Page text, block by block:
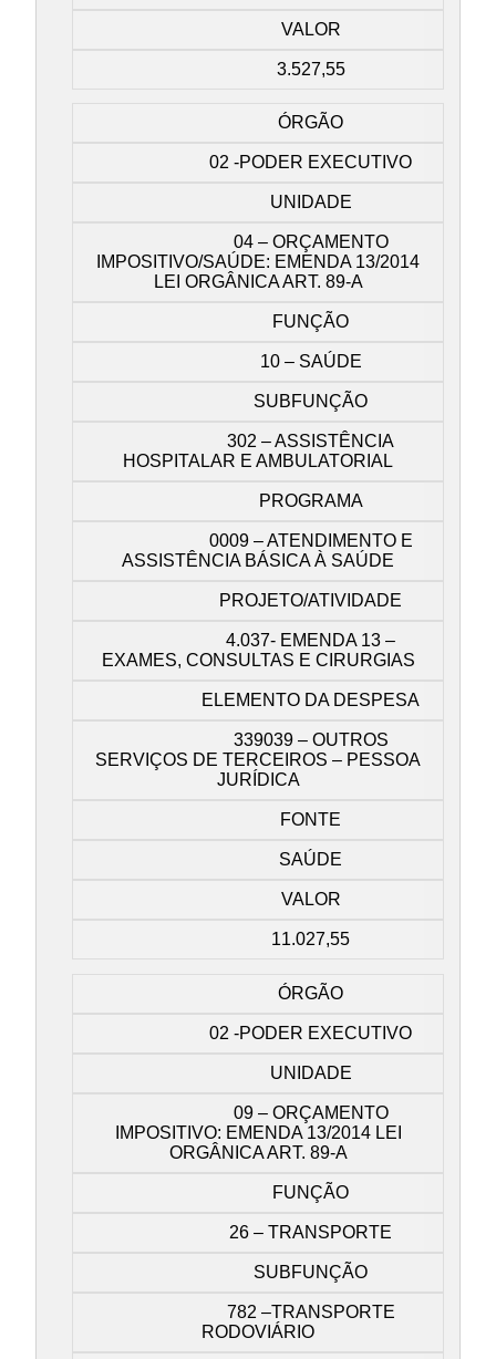
VALOR
3.527,55
ÓRGÃO
02 -PODER EXECUTIVO
UNIDADE
04 – ORÇAMENTO
IMPOSITIVO/SAÚDE: EMENDA 13/2014
LEI ORGÂNICA ART. 89-A
FUNÇÃO
10 – SAÚDE
SUBFUNÇÃO
302 – ASSISTÊNCIA
HOSPITALAR E AMBULATORIAL
PROGRAMA
0009 – ATENDIMENTO E
ASSISTÊNCIA BÁSICA À SAÚDE
PROJETO/ATIVIDADE
4.037- EMENDA 13 –
EXAMES, CONSULTAS E CIRURGIAS
ELEMENTO DA DESPESA
339039 – OUTROS
SERVIÇOS DE TERCEIROS – PESSOA
JURÍDICA
FONTE
SAÚDE
VALOR
11.027,55
ÓRGÃO
02 -PODER EXECUTIVO
UNIDADE
09 – ORÇAMENTO
IMPOSITIVO: EMENDA 13/2014 LEI
ORGÂNICA ART. 89-A
FUNÇÃO
26 – TRANSPORTE
SUBFUNÇÃO
782 –TRANSPORTE
RODOVIÁRIO